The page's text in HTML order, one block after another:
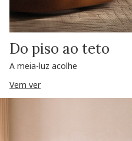
Do piso ao teto
A meia-luz acolhe
Vem ver